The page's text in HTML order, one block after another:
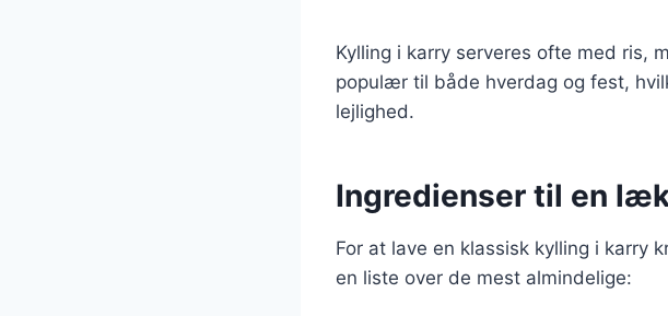
Kylling i karry serveres ofte med ris,
populær til både hverdag og fest,
lejlighed.
Ingredienser til en
For at lave en klassisk kylling i karry
en liste over de mest almindelige: